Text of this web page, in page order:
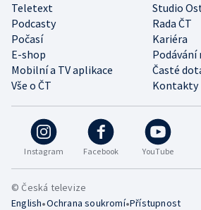
Instagram Facebook YouTube
Teletext
Studio
Podcasty
Rada ČT
Počasí
Kariéra
E-shop
Podávání
Mobilní a TV aplikace
Časté
Vše o ČT
Kontakty
© Česká televize
English•Ochrana soukromí•Přístupnost